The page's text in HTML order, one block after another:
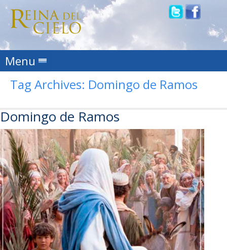
Menu Skip to content
Tag Archives: Domingo de Ramos
Domingo de Ramos